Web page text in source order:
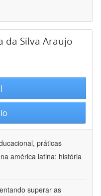
da Silva Araujo
práticas
américa latina: história
superar as